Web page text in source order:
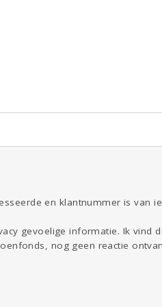
Psyche Thuis
en klantnummer is van
gevoelige informatie. Ik vind
nog geen reactie